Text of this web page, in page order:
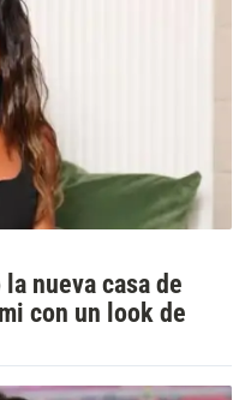
nueva casa de
con un look de